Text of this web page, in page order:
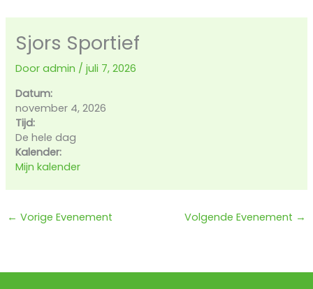
Sjors Sportief
Dooradmin /juli 7, 2026
Datum:
november 4, 2026
Tijd:
De hele dag
Kalender:
Mijn kalender
← Vorige Evenement Volgende Evenement →